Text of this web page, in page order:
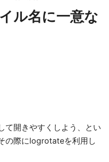
ル名に一意な
て開きやすくしよう、とい
の際にlogrotateを利用し